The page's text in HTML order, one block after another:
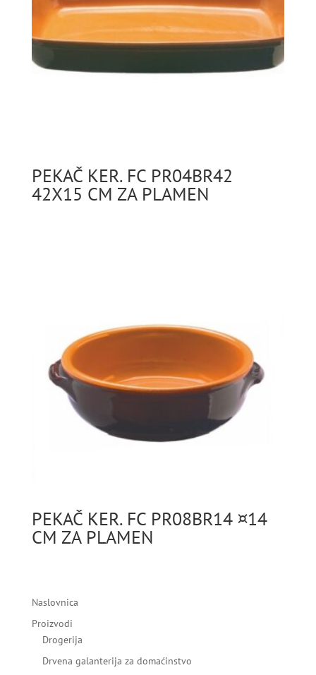
PEKAČ KER. FC PR04BR42
42X15 CM ZA PLAMEN
PEKAČ KER. FC PR08BR14 ¤14
CM ZA PLAMEN
Naslovnica
Proizvodi
Drogerija
Drvena galanterija za domaćinstvo